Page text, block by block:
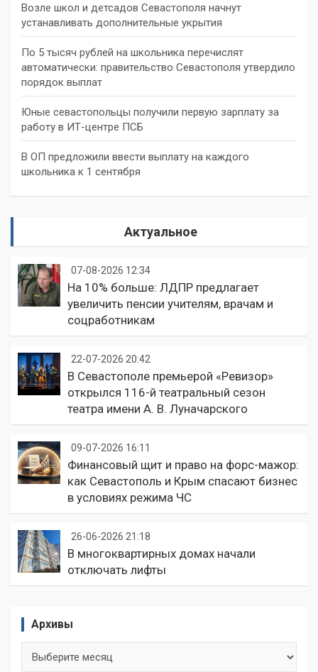
Возле школ и детсадов Севастополя начнут
устанавливать дополнительные укрытия
По 5 тысяч рублей на школьника перечислят
автоматически: правительство Севастополя утвердило
порядок выплат
Юные севастопольцы получили первую зарплату за
работу в ИТ-центре ПСБ
В ОП предложили ввести выплату на каждого
школьника к 1 сентября
Актуальное
07-08-2026 12:34
На 10% больше: ЛДПР предлагает
увеличить пенсии учителям, врачам и
соцработникам
22-07-2026 20:42
В Севастополе премьерой «Ревизор»
открылся 116-й театральный сезон
театра имени А. В. Луначарского
09-07-2026 16:11
Финансовый щит и право на форс-мажор:
как Севастополь и Крым спасают бизнес
в условиях режима ЧС
26-06-2026 21:18
В многоквартирных домах начали
отключать лифты
Архивы